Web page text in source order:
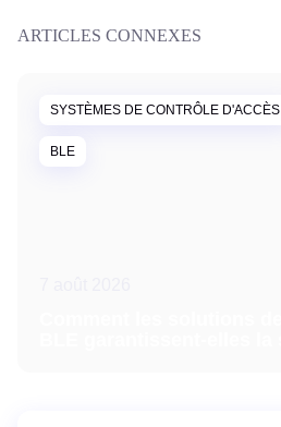
ARTICLES CONNEXES
SYSTÈMES DE CONTRÔLE D'ACCÈS
BLE